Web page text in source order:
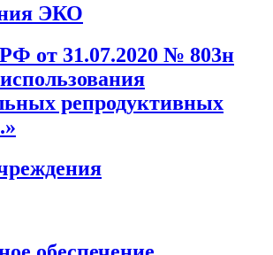
ЭКО
от 31.07.2020 № 803н
репродуктивных